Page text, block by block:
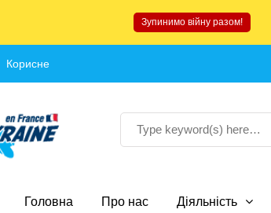
Зупинимо війну разом!
Корисне
Головна Про нас Діяльність